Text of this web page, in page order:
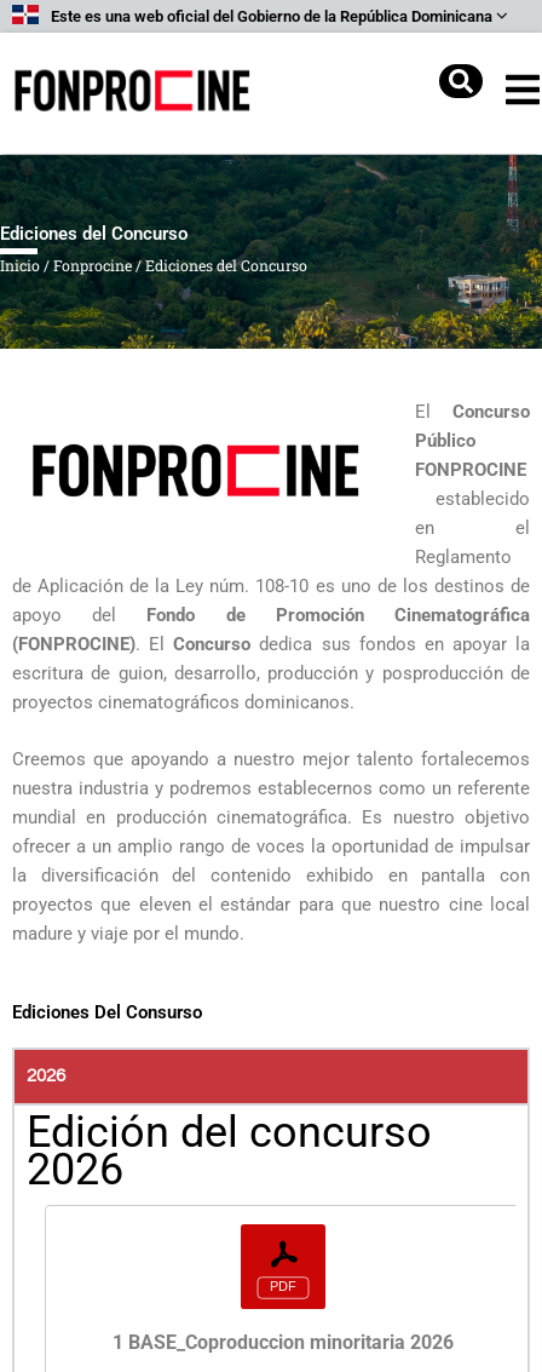
contenido
Este es una web oficial del Gobierno de la República Dominicana
Buscar
Ediciones del Concurso
Inicio/Fonprocine/Ediciones del Concurso
El Concurso
Público
FONPROCINE
establecido
en el
Reglamento
de Aplicación de la Ley núm. 108-10 es uno de los destinos de
apoyo del Fondo de Promoción Cinematográfica
(FONPROCINE). ElConcurso dedica sus fondos en apoyar la
escritura de guion, desarrollo, producción y posproducción de
proyectos cinematográficos dominicanos.
Creemos que apoyando a nuestro mejor talento fortalecemos
nuestra industria y podremos establecernos como un referente
mundial en producción cinematográfica. Es nuestro objetivo
ofrecer a un amplio rango de voces la oportunidad de impulsar
la diversificación del contenido exhibido en pantalla con
proyectos que eleven el estándar para que nuestro cine local
madure y viaje por el mundo.
Ediciones Del Consurso
2026
Edición del concurso
2026
1 BASE_Coproduccion minoritaria 2026